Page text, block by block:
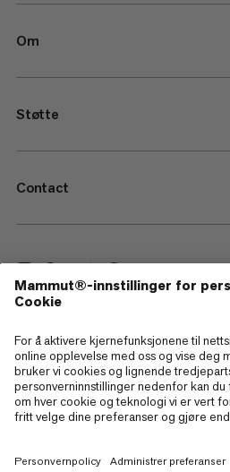
Om
Støtte
Contact
—
Sitemap
Cookies
Juridisk merknad